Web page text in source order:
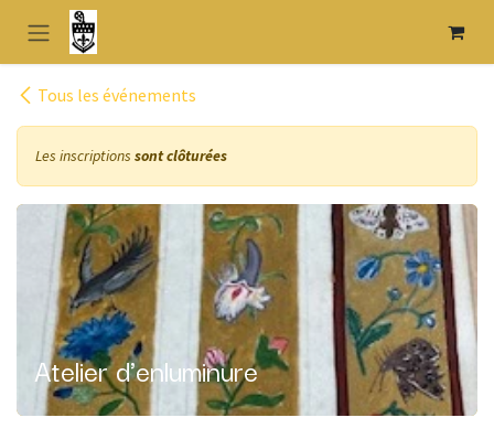
Se rendre au contenu
Tous les événements
Les inscriptions sont clôturées
Atelier d'enluminure